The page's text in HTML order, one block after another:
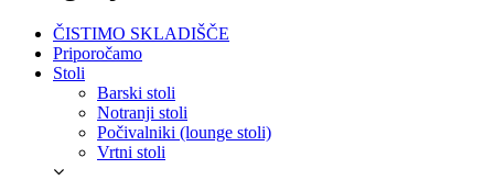
ČISTIMO SKLADIŠČE
Priporočamo
Stoli
Barski stoli
Notranji stoli
Počivalniki (lounge stoli)
Vrtni stoli